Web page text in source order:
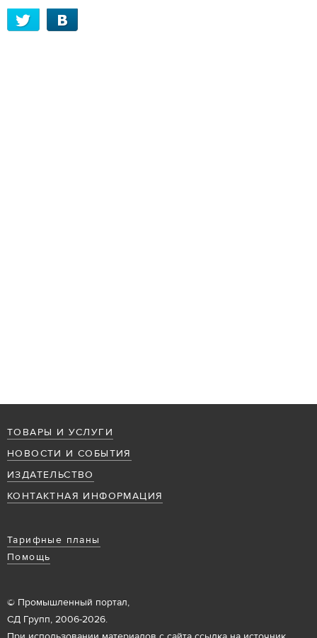
ТОВАРЫ И УСЛУГИ
НОВОСТИ И СОБЫТИЯ
ИЗДАТЕЛЬСТВО
КОНТАКТНАЯ ИНФОРМАЦИЯ
Тарифные планы
Помощь
© Промышленный портал,
СД Групп, 2006-2026.